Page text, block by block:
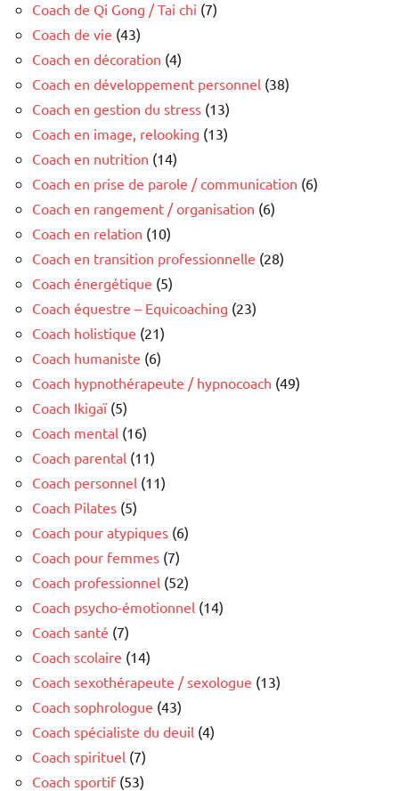
Coach de Qi Gong / Tai chi (7)
Coach de vie (43)
Coach en décoration (4)
Coach en développement personnel (38)
Coach en gestion du stress (13)
Coach en image, relooking (13)
Coach en nutrition (14)
Coach en prise de parole / communication (6)
Coach en rangement / organisation (6)
Coach en relation (10)
Coach en transition professionnelle (28)
Coach énergétique (5)
Coach équestre – Equicoaching (23)
Coach holistique (21)
Coach humaniste (6)
Coach hypnothérapeute / hypnocoach (49)
Coach Ikigaï(5)
Coach mental (16)
Coach parental (11)
Coach personnel (11)
Coach Pilates (5)
Coach pour atypiques (6)
Coach pour femmes (7)
Coach professionnel (52)
Coach psycho-émotionnel (14)
Coach santé (7)
Coach scolaire (14)
Coach sexothérapeute / sexologue (13)
Coach sophrologue (43)
Coach spécialiste du deuil (4)
Coach spirituel (7)
Coach sportif(53)